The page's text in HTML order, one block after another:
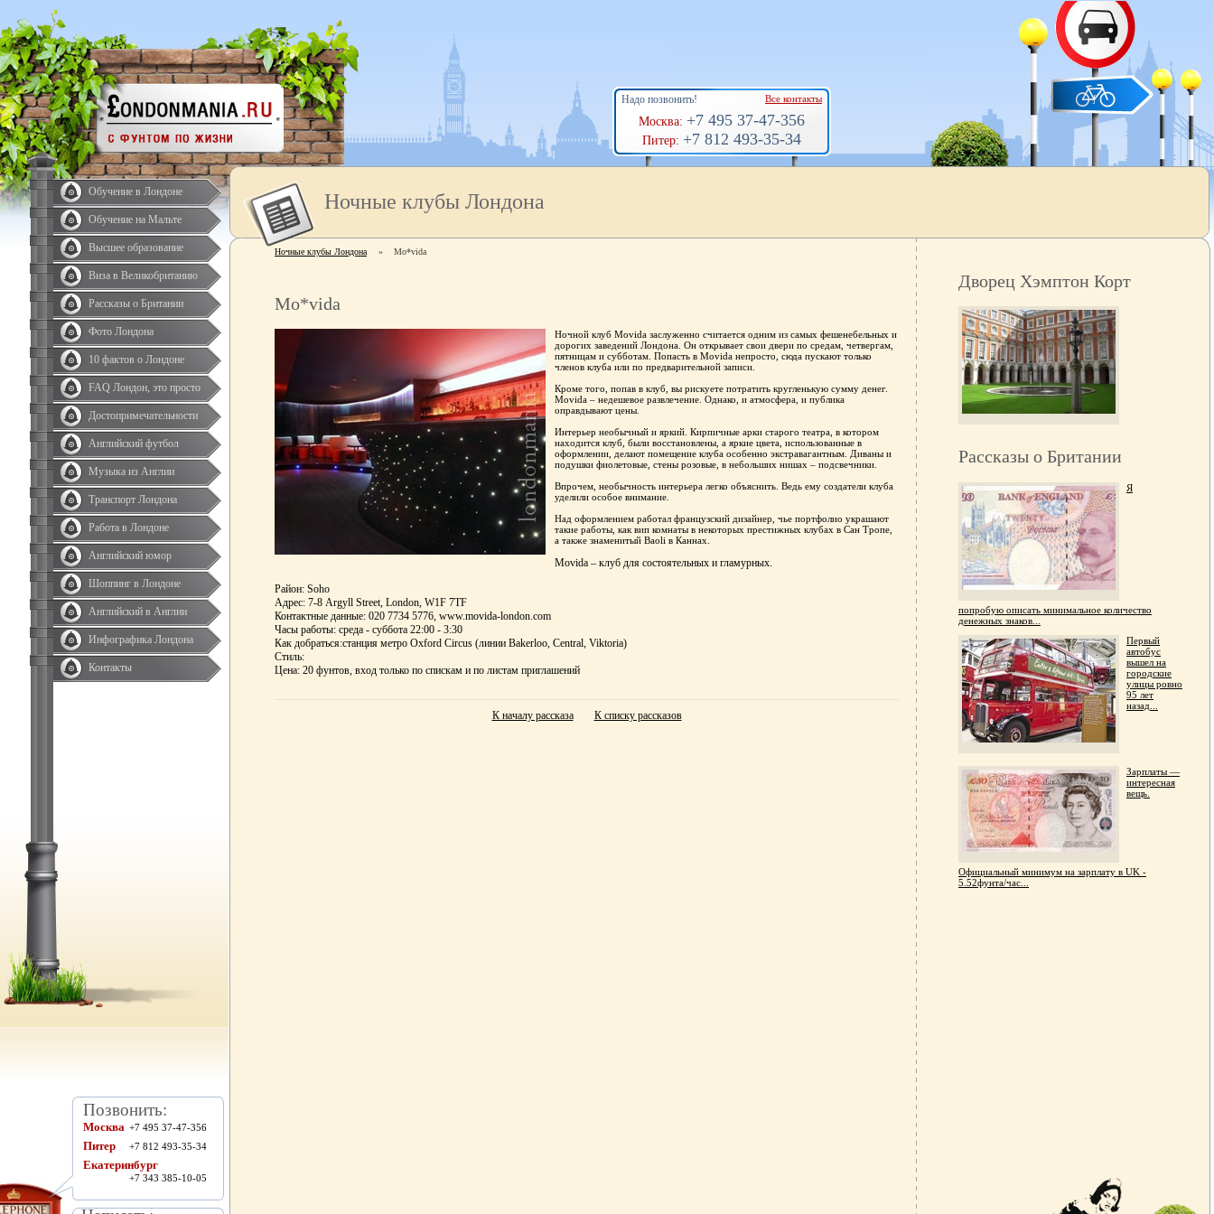
Обучение в Лондоне
Обучение на Мальте
Высшее образование
Виза в Великобританию
Рассказы о Британии
Фото Лондона
10 фактов о Лондоне
FAQ Лондон, это просто
Достопримечательности
Английский футбол
Музыка из Англии
Транспорт Лондона
Работа в Лондоне
Английский юмор
Шоппинг в Лондоне
Английский в Англии
Инфографика Лондона
Контакты
Надо позвонить! Все контакты
Москва: +7 495 37-47-356
Питер: +7 812 493-35-34
Ночные клубы Лондона
Ночные клубы Лондона » Mo*vida
Mo*vida
Ночной клуб Movida заслуженно считается одним из самых фешенебельных и
дорогих заведений Лондона. Он открывает свои двери по средам, четвергам,
пятницам и субботам. Попасть в Movida непросто, сюда пускают только
членов клуба или по предварительной записи.
Кроме того, попав в клуб, вы рискуете потратить кругленькую сумму денег.
Movida – недешевое развлечение. Однако, и атмосфера, и публика
оправдывают цены.
Интерьер необычный и яркий. Кирпичные арки старого театра, в котором
находится клуб, были восстановлены, а яркие цвета, использованные в
оформлении, делают помещение клуба особенно экстравагантным. Диваны и
подушки фиолетовые, стены розовые, в небольших нишах – подсвечники.
Впрочем, необычность интерьера легко объяснить. Ведь ему создатели клуба
уделили особое внимание.
Над оформлением работал французский дизайнер, чье портфолио украшают
такие работы, как вип комнаты в некоторых престижных клубах в Сан Тропе,
а также знаменитый Baoli в Каннах.
Movida – клуб для состоятельных и гламурных.
Район: Soho
Адрес: 7-8 Argyll Street, London, W1F 7TF
Контактные данные: 020 7734 5776, www.movida-london.com
Часы работы: среда - суббота 22:00 - 3:30
Как добраться:станция метро Oxford Circus (линии Bakerloo, Central, Viktoria)
Стиль:
Цена: 20 фунтов, вход только по спискам и по листам приглашений
К началу рассказа К списку рассказов
Дворец Хэмптон Корт
Рассказы о Британии
Я
попробую описать минимальное количество
денежных знаков...
Первый
автобус
вышел на
городские
улицы ровно
95 лет
назад...
Зарплаты —
интересная
вещь.
Официальный минимум на зарплату в UK -
5.52фунта/час...
Позвонить:
Москва +7 495 37-47-356
Питер +7 812 493-35-34
Екатеринбург
+7 343 385-10-05